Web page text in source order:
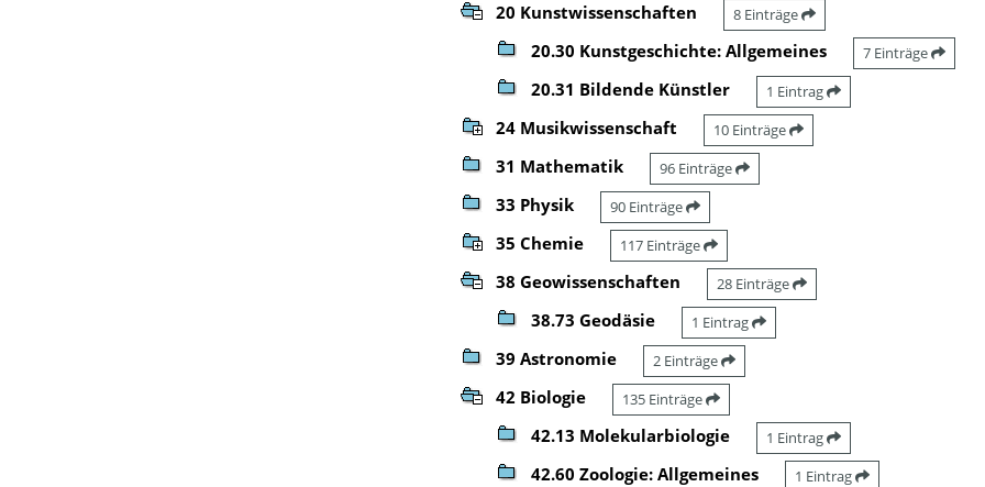
20 Kunstwissenschaften 8 Einträge
20.30 Kunstgeschichte: Allgemeines 7 Einträge
20.31 Bildende Künstler 1 Eintrag
24 Musikwissenschaft 10 Einträge
31 Mathematik 96 Einträge
33 Physik 90 Einträge
35 Chemie 117 Einträge
38 Geowissenschaften 28 Einträge
38.73 Geodäsie 1 Eintrag
39 Astronomie 2 Einträge
42 Biologie 135 Einträge
42.13 Molekularbiologie 1 Eintrag
42.60 Zoologie: Allgemeines 1 Eintrag